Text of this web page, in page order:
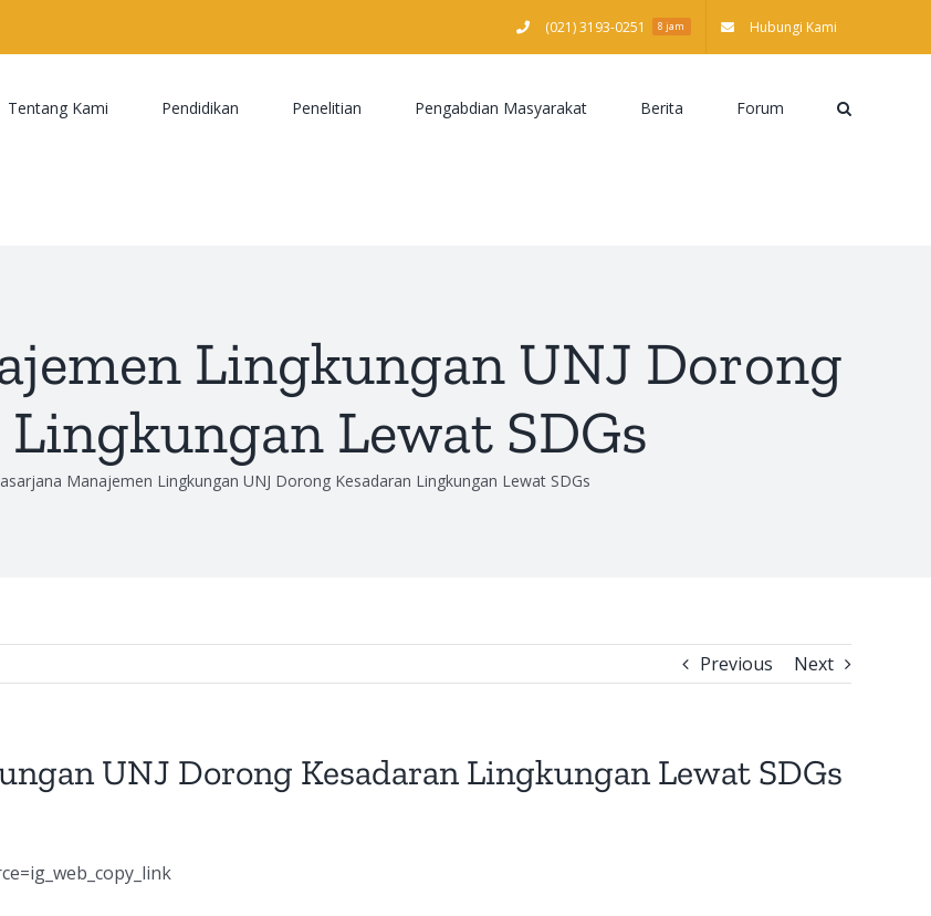
(021) 3193-0251 8 jam Hubungi Kami
Tentang Kami Pendidikan Penelitian Pengabdian Masyarakat Berita Forum
Lingkungan UNJ Dorong
Lewat SDGs
Manajemen Lingkungan UNJ Dorong Kesadaran Lingkungan Lewat SDGs
Previous Next
UNJ Dorong Kesadaran Lingkungan Lewat SDGs